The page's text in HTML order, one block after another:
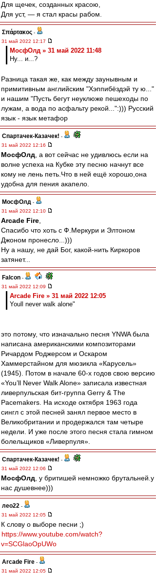
Для щечек, созданных красою,
Для уст, — я стал красы рабом.
Σπάρτακος -
31 май 2022 12:17
МосфОлд » 31 май 2022 11:48
Ну... и...?
Разница такая же, как между заунывным и
примитивным английским "Хэппибёздэй ту ю..."
и нашим "Пусть бегут неуклюже пешеходы по
лужам, а вода по асфальту рекой...":))) Русский
язык - язык метафор
Спартачек-Казачек! -
31 май 2022 12:16
МосфОлд , а вот сейчас не удивлюсь если на
волне успеха на Кубке эту песню начнут все
кому не лень петь.Что в ней ещё хорошо,она
удобна для пения акапело.
МосфОлд -
31 май 2022 12:10
Arcade Fire
Спасибо что хоть с Ф.Меркури и Элтоном
Джоном пронесло...)))
Ну а нашу, не дай Бог, какой-нить Киркоров
затянет...
Falcon -
31 май 2022 12:09
Arcade Fire » 31 май 2022 12:05
Youll never walk alone"
это потому, что изначально песня YNWA была
написана американскими композиторами
Ричардом Роджерсом и Оскаром
Хаммерстайном для мюзикла «Карусель»
(1945). Потом в начале 60-х годов свою версию
«You’ll Never Walk Alone» записала известная
ливерпульская бит-группа Gerry & The
Pacemakers. На исходе октября 1963 года
сингл с этой песней занял первое место в
Великобритании и продержался там четыре
недели. И уже после этого песня стала гимном
болельщиков «Ливерпуля».
Спартачек-Казачек! -
31 май 2022 12:06
МосфОлд , у бритишей немножко брутальней.у
нас душевнее)))
лео22 -
31 май 2022 12:05
К слову о выборе песни ;)
https://www.youtube.com/watch?
v=SCGlaoOpUWo
Arcade Fire -
31 май 2022 12:05